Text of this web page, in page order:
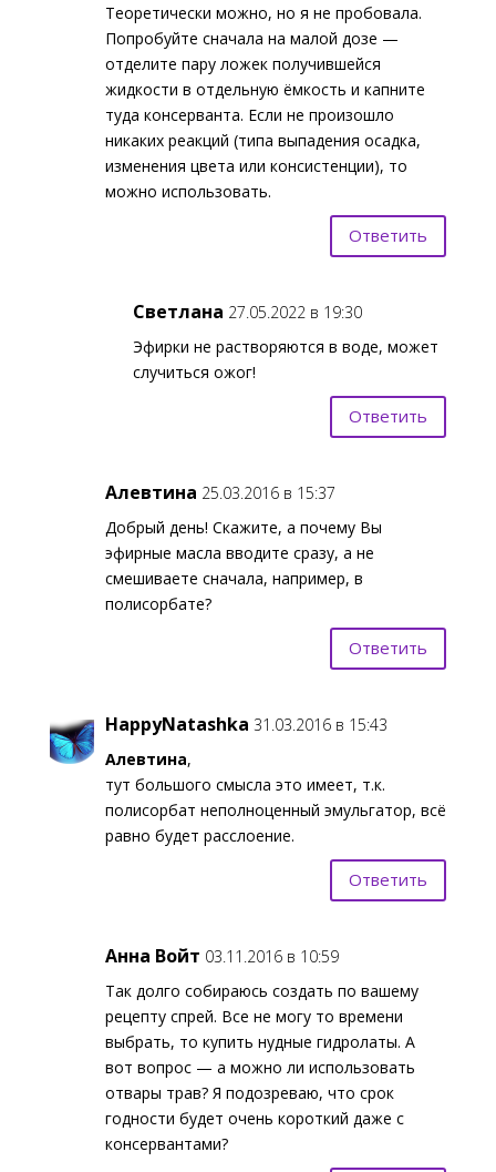
Теоретически можно, но я не пробовала.
Попробуйте сначала на малой дозе —
отделите пару ложек получившейся
жидкости в отдельную ёмкость и капните
туда консерванта. Если не произошло
никаких реакций (типа выпадения осадка,
изменения цвета или консистенции), то
можно использовать.
Ответить
Светлана 27.05.2022 в 19:30
Эфирки не растворяются в воде, может
случиться ожог!
Ответить
Алевтина 25.03.2016 в 15:37
Добрый день! Скажите, а почему Вы
эфирные масла вводите сразу, а не
смешиваете сначала, например, в
полисорбате?
Ответить
HappyNatashka 31.03.2016 в 15:43
Алевтина,
тут большого смысла это имеет, т.к.
полисорбат неполноценный эмульгатор, всё
равно будет расслоение.
Ответить
Анна Войт 03.11.2016 в 10:59
Так долго собираюсь создать по вашему
рецепту спрей. Все не могу то времени
выбрать, то купить нудные гидролаты. А
вот вопрос — а можно ли использовать
отвары трав? Я подозреваю, что срок
годности будет очень короткий даже с
консервантами?